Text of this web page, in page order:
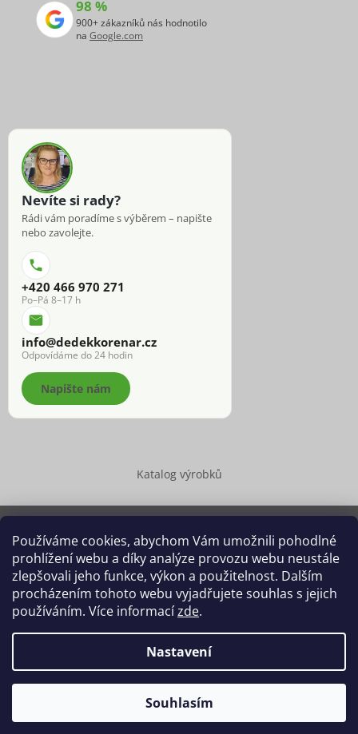
Používáme cookies, abychom Vám umožnili pohodlné
prohlížení webu a díky analýze provozu webu neustále
zlepšovali jeho funkce, výkon a použitelnost. Dalším
procházením tohoto webu vyjadřujete souhlas s jejich
používáním. Více informacízde.
Nastavení
Souhlasím
98 %
900+ zákazníků nás hodnotilo
na Google.com
Nevíte si rady?
Rádi vám poradíme s výběrem – napište
nebo zavolejte.
+420 466 970 271
Po–Pá 8–17 h
info@dedekkorenar.cz
Odpovídáme do 24 hodin
Napište nám
Katalog výrobků
Copyright 2026 Dědek kořenář®
. Všechna práva vyhrazena.
Upravit nastavení cookies
Grafický návrh vytvořil a na Shoptet implementoval
Shoptetak.cz.
Vytvořil Shoptet